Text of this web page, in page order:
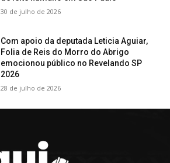
30 de julho de 2026
Com apoio da deputada Leticia Aguiar,
Folia de Reis do Morro do Abrigo
emocionou público no Revelando SP
2026
28 de julho de 2026